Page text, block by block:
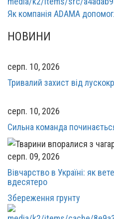
Як компанія ADAMA
НОВИНИ
серп. 10, 2026
Тривалий захист від
серп. 10, 2026
Сильна команда
серп. 09, 2026
Вівчарство в Україні: як
вдесятеро
Збереження грунту